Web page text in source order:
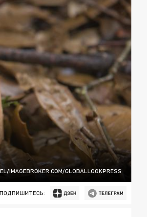
IMAGEBROKER.COM/GLOBALLOOKPRESS
ПОДПИШИТЕСЬ: